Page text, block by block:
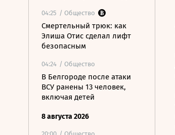
04:25 / Общество
Смертельный трюк: как
Элиша Отис сделал лифт
безопасным
04:24 / Общество
В Белгороде после атаки
ВСУ ранены 13 человек,
включая детей
8 августа 2026